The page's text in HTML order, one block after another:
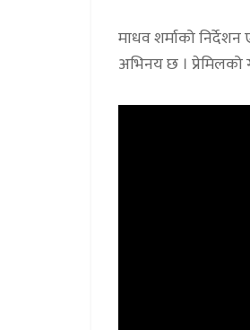
माधव शर्माको निर्देशन
अभिनय छ । प्रेमिलको